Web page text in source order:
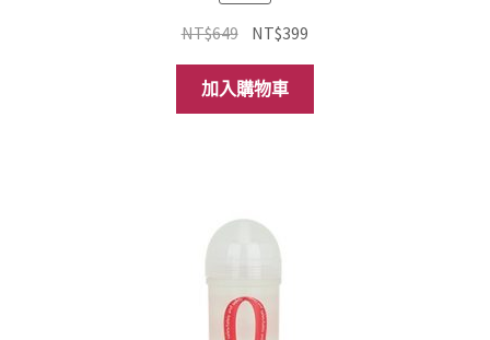
NT$649 原
始
價
格：
NT$399
前
格：
加入購物車